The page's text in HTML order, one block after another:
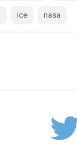
ice nasa